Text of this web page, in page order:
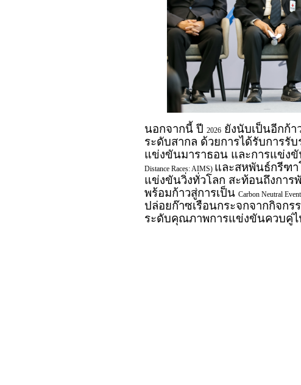
นอกจากนี้ ปี 2026 ยังนับเป็นอีกก้
ระดับสากล ด้วยการได้รับการรั
แข่งขันมาราธอน และการแข่ง
Distance Races: AIMS) และสหพันธ์กรีฑา
แข่งขันวิ่งทั่วโลก สะท้อนถึงกา
พร้อมก้าวสู่การเป็น Carbon Neutral Event
ปล่อยก๊าซเรือนกระจกจากกิจก
ระดับคุณภาพการแข่งขันควบคู่ไ